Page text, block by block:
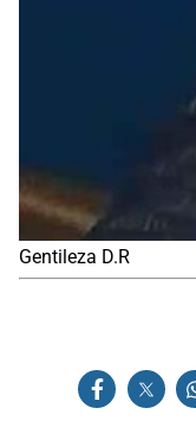
Gentileza D.R